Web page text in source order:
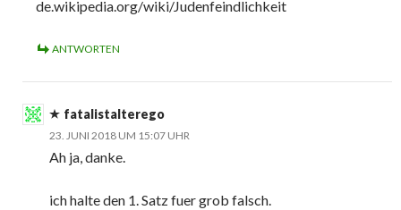
de.wikipedia.org/wiki/Judenfeindlichkeit
ANTWORTEN
fatalistalterego
23. JUNI 2018 UM 15:07 UHR
Ah ja, danke.
ich halte den 1. Satz fuer grob falsch.